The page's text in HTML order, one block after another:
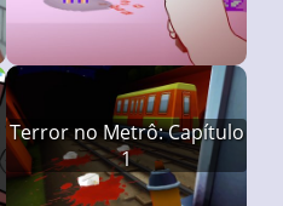
Terror no Metrô: Capítulo
1